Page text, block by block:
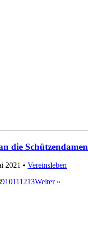
die Schützendamen
2021 • Vereinsleben
910111213Weiter »